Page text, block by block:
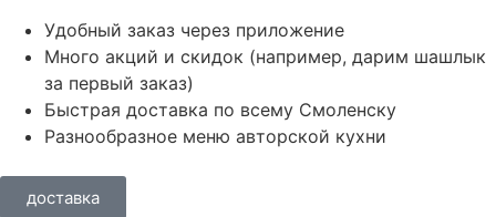
Удобный заказ через приложение
Много акций и скидок (например, дарим шашлык
за первый заказ)
Быстрая доставка по всему Смоленску
Разнообразное меню авторской кухни
доставка